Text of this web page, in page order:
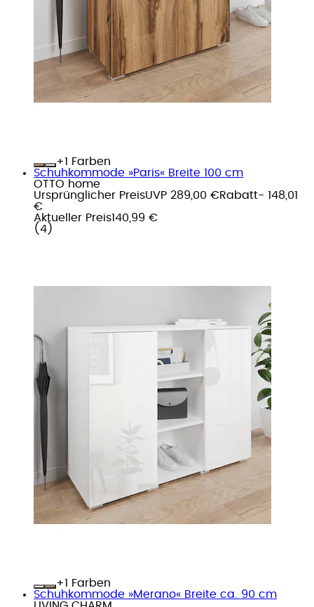
+
Farben
Schuhkommode »Paris« Breite 100 cm
OTTO home
Ursprünglicher PreisUVP 289,00 €Rabatt- 148,01
€
Aktueller Preis140,99 €
( 4 )
+
Farben
Schuhkommode »Merano« Breite ca. 90 cm